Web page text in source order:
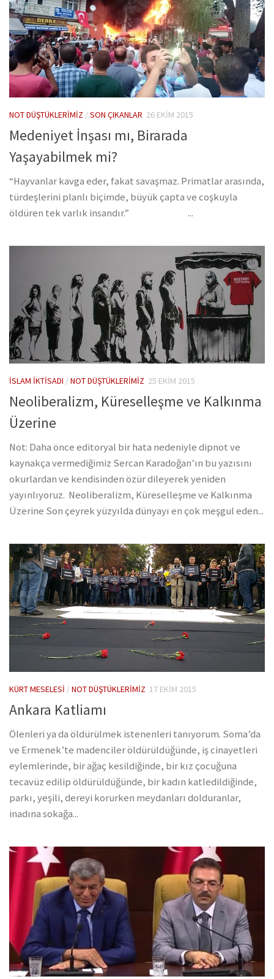
NOT DÜŞTÜKLERIMIZ /SON ÇIKANLAR 26 EKIM 2015
Medeniyet İnşası mı, Birarada
Yaşayabilmek mi?
“Hayvanlar kavga eder, fakat savaşmaz. Primatlar arasında,
türdeşlerini planlı biçimde, büyük çapta ve coşkuyla
öldüren tek varlık insandır.” ...
İSLAM İKTISADI /NOT DÜŞTÜKLERIMIZ 25 EKIM 2015
Neoliberalizm, Küreselleşme ve Kalkınma
Üzerine
Not: Daha önce editoryal bir hata nedeniyle dipnot ve
kaynakça vermediğimiz Sercan Karadoğan’ın bu yazısını
okurlardan ve kendisinden özür dileyerek yeniden
yayınlıyoruz. Neoliberalizm, Küreselleşme ve Kalkınma
Üzerine Son çeyrek yüzyılda dünyayı en çok meşgul eden...
KÜRT MESELESI /NOT DÜŞTÜKLERIMIZ 17 EKIM 2015
Ankara Katliamı
Ölenleri ya da öldürülmek istenenleri tanıyorum. Soma’da
ve Ermenek’te madenciler öldürüldüğünde, iş cinayetleri
eylemlerinde, bir ağaç kesildiğinde, bir kız çocuğuna
tecavüz edilip öldürüldüğünde, bir kadın katledildiğinde,
parkı, yeşili, dereyi korurken meydanları dolduranlar,
inadına sokağa...